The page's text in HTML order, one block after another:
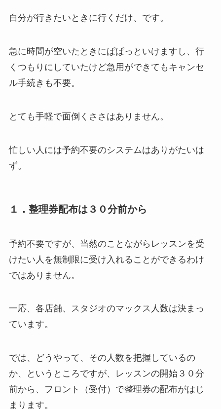
自分が行きたいときに行くだけ、です。
急に時間が空いたときにぱぱっといけますし、行
くつもりにしていたけど急用ができてもキャンセ
ル手続きも不要。
とても手軽で面倒くささはありません。
忙しい人には予約不要のシステムはありがたいは
ず。
１．整理券配布は３０分前から
予約不要ですが、当然のことながらレッスンを受
けたい人を無制限に受け入れることができるわけ
ではありません。
一応、各店舗、スタジオのマックス人数は決まっ
ています。
では、どうやって、その人数を把握しているの
か、というところですが、レッスンの開始３０分
前から、フロント（受付）で整理券の配布がはじ
まります。